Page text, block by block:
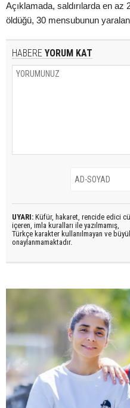
Açıklamada, saldırılarda en
öldüğü, 30 mensubunun
HABERE YORUM KAT
UYARI: Küfür, hakaret, rencide edici
içeren, imla kuralları ile yazılmamış,
Türkçe karakter kullanılmayan ve
onaylanmamaktadır.